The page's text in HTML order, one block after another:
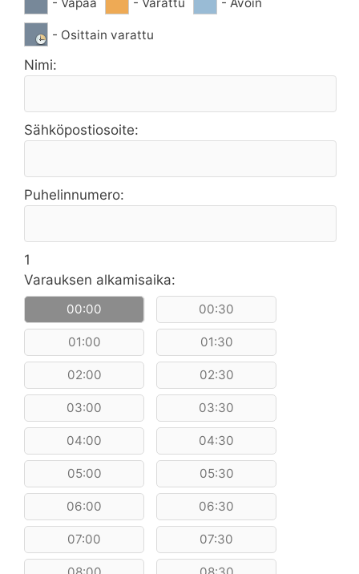
- Vapaa - Varattu - Avoin
- Osittain varattu
Nimi:
Sähköpostiosoite:
Puhelinnumero:
1
Varauksen alkamisaika:
00:00 00:30
01:00 01:30
02:00 02:30
03:00 03:30
04:00 04:30
05:00 05:30
06:00 06:30
07:00 07:30